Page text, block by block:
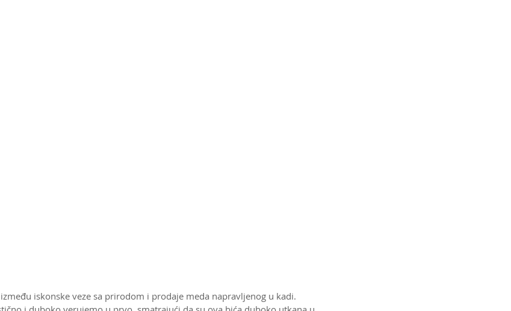
iskonske veze sa prirodom i prodaje meda napravljenog u kadi.